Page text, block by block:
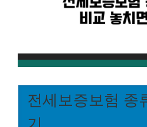
전세보증보험 종
기